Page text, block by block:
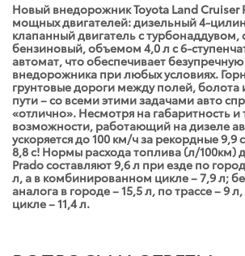
Новый внедорожник Toyota Land Cruiser
мощных двигателей: дизельный 4-
клапанный двигатель с
бензиновый, объемом 4,0 л с 6-
автомат, что обеспечивает
внедорожника при любых условиях.
грунтовые дороги между полей, болота
пути – со всеми этими задачами авто
«отлично». Несмотря на габаритность и
возможности, работающий на дизеле
ускоряется до 100 км/ч за рекордные 9,9
8,8 с! Нормы расхода топлива (л/100км)
Prado составляют 9,6 л при езде по
л, а в комбинированном цикле – 7,9 л;
аналога в городе – 15,5 л, по трассе – 9
цикле – 11,4 л.